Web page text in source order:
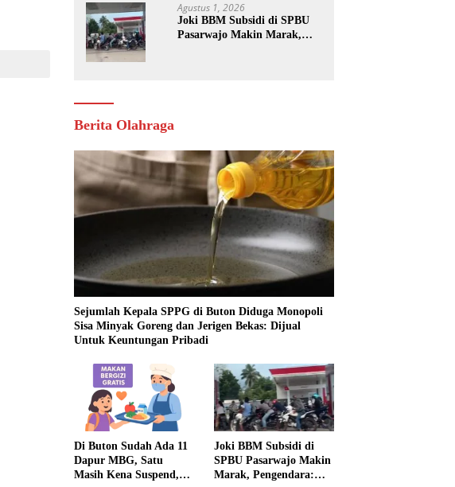
Agustus 1, 2026
Joki BBM Subsidi di SPBU
Pasarwajo Makin Marak,
Berita Olahraga
Sejumlah Kepala SPPG di Buton Diduga Monopoli
Sisa Minyak Goreng dan Jerigen Bekas: Dijual
Untuk Keuntungan Pribadi
Di Buton Sudah Ada 11
Dapur MBG, Satu
Masih Kena Suspend,
Joki BBM Subsidi di
SPBU Pasarwajo Makin
Marak, Pengendara: